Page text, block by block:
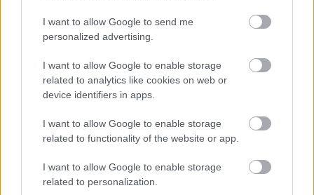
I want to allow Google to send me
personalized advertising.
I want to allow Google to enable storage
related to analytics like cookies on web or
device identifiers in apps.
I want to allow Google to enable storage
related to functionality of the website or app.
I want to allow Google to enable storage
related to personalization.
#ΑΡΗΣ
#ΚΟΝΟΡ #ΝΤΟΧΕΡΤΙ